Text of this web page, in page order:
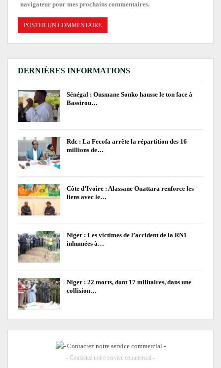
navigateur pour mes prochains commentaires.
DERNIÈRES INFORMATIONS
Sénégal : Ousmane Sonko hausse le ton face à
Bassirou…
Rdc : La Fecofa arrête la répartition des 16
millions de…
Côte d’Ivoire : Alassane Ouattara renforce les
liens avec le…
Niger : Les victimes de l’accident de la RN1
inhumées à…
Niger : 22 morts, dont 17 militaires, dans une
collision…
- Contactez notre service commercial -